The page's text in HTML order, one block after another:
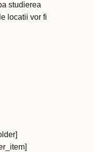
studierea
locatii vor fi